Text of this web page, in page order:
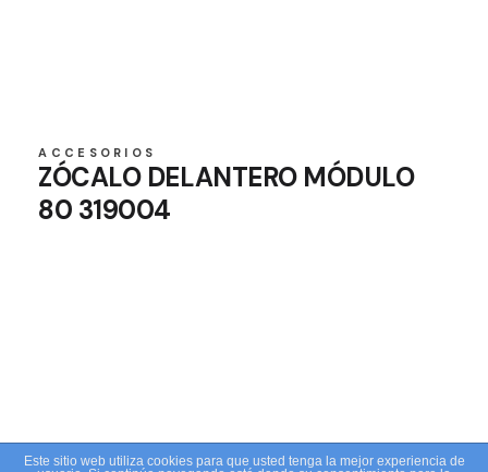
ACCESORIOS
ZÓCALO DELANTERO MÓDULO
80 319004
Este sitio web utiliza cookies para que usted tenga la mejor experiencia de